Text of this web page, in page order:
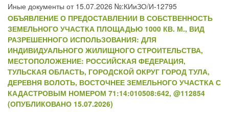
Иные документы от 15.07.2026 №:КИиЗО/И-12795
ОБЪЯВЛЕНИЕ О ПРЕДОСТАВЛЕНИИ В СОБСТВЕННОСТЬ
ЗЕМЕЛЬНОГО УЧАСТКА ПЛОЩАДЬЮ 1000 КВ. М., ВИД
РАЗРЕШЕННОГО ИСПОЛЬЗОВАНИЯ: ДЛЯ
ИНДИВИДУАЛЬНОГО ЖИЛИЩНОГО СТРОИТЕЛЬСТВА,
МЕСТОПОЛОЖЕНИЕ: РОССИЙСКАЯ ФЕДЕРАЦИЯ,
ТУЛЬСКАЯ ОБЛАСТЬ, ГОРОДСКОЙ ОКРУГ ГОРОД ТУЛА,
ДЕРЕВНЯ ВОЛОТЬ, ВОСТОЧНЕЕ ЗЕМЕЛЬНОГО УЧАСТКА С
КАДАСТРОВЫМ НОМЕРОМ 71:14:010508:642, @112854
(ОПУБЛИКОВАНО 15.07.2026)